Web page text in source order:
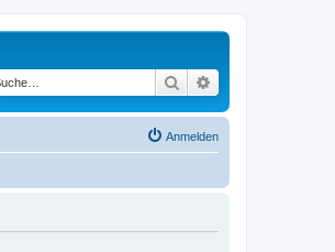
Suche
Anmelden